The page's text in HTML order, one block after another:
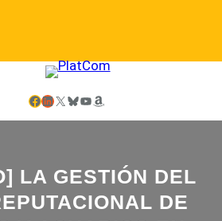
Facebook LinkedIn X Bluesky YouTube Amazon
LA GESTIÓN DEL
DE